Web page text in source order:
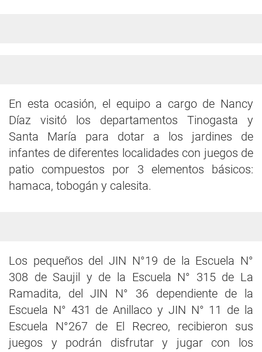
En esta ocasión, el equipo a cargo de Nancy
Díaz visitó los departamentos Tinogasta y
Santa María para dotar a los jardines de
infantes de diferentes localidades con juegos de
patio compuestos por 3 elementos básicos:
hamaca, tobogán y calesita.
Los pequeños del JIN N°19 de la Escuela N°
308 de Saujil y de la Escuela N° 315 de La
Ramadita, del JIN N° 36 dependiente de la
Escuela N° 431 de Anillaco y JIN N° 11 de la
Escuela N°267 de El Recreo, recibieron sus
juegos y podrán disfrutar y jugar con los